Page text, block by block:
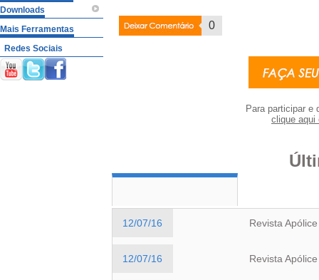
Downloads
Mais Ferramentas
Redes Sociais
Deixar
0
Para participar e
clique aqui
12/07/16 Revista
12/07/16 Revista